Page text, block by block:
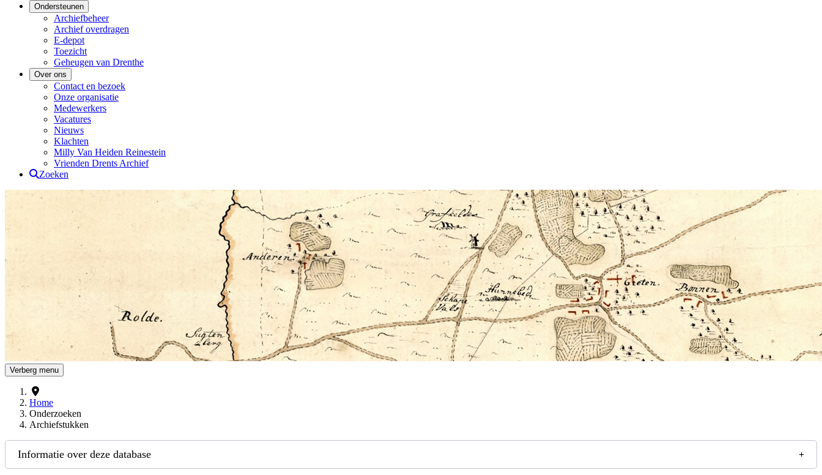
Ondersteunen
Archiefbeheer
Archief overdragen
E-depot
Toezicht
Geheugen van Drenthe
Over ons
Contact en bezoek
Onze organisatie
Medewerkers
Vacatures
Nieuws
Klachten
Milly Van Heiden Reinestein
Vrienden Drents Archief
Zoeken
Drents Archief
Verberg menu
Home
Onderzoeken
Archiefstukken
Informatie over deze database